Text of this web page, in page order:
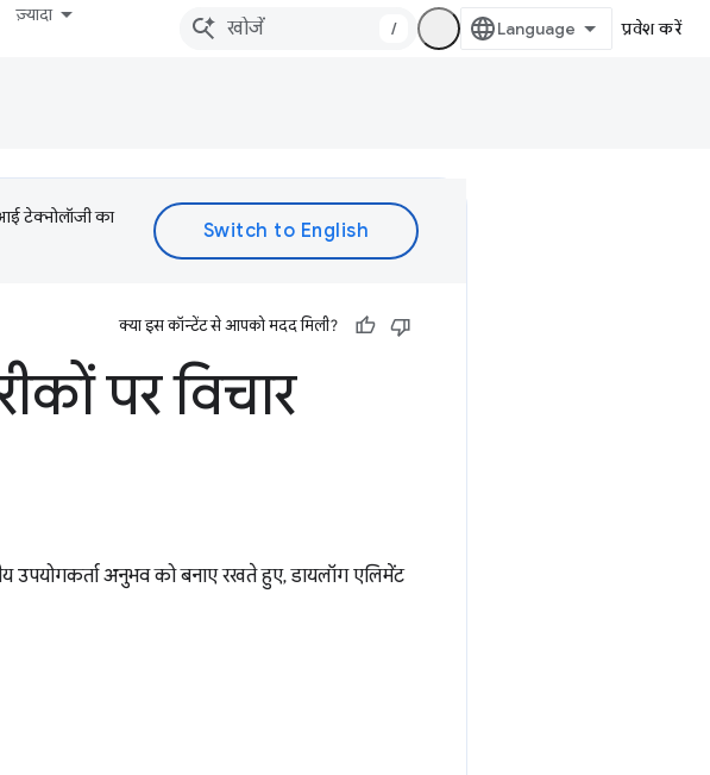
ज़्यादा
/ प्रवेश करें
टेक्नोलॉजी का
क्या इस कॉन्टेंट से आपको मदद मिली?
पर विचार
अनुभव को बनाए रखते हुए, डायलॉग एलिमेंट